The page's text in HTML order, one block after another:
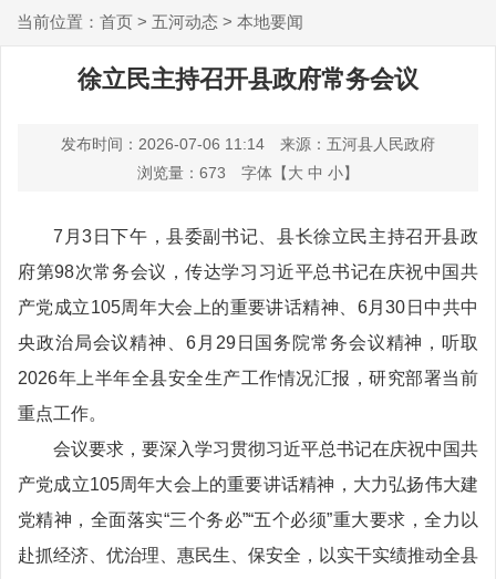
当前位置： 首页 > 五河动态 > 本地要闻
徐立民主持召开县政府常务会议
发布时间：2026-07-06 11:14
来源：五河县人民政府
浏览量： 673 字体【大 中 小】
7月3日下午，县委副书记、县长徐立民主持召开县政
府第98次常务会议，传达学习习近平总书记在庆祝中国共
产党成立105周年大会上的重要讲话精神、6月30日中共中
央政治局会议精神、6月29日国务院常务会议精神，听取
2026年上半年全县安全生产工作情况汇报，研究部署当前
重点工作。
会议要求，要深入学习贯彻习近平总书记在庆祝中国共
产党成立105周年大会上的重要讲话精神，大力弘扬伟大建
党精神，全面落实“三个务必”“五个必须”重大要求，全力以
赴抓经济、优治理、惠民生、保安全，以实干实绩推动全县